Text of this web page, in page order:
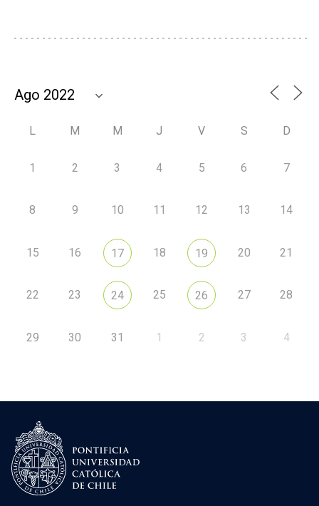
L M M J V S D
1 2 3 4 5 6 7
8 9 10 11 12 13 14
15 16 17 18 19 20 21
22 23 24 25 26 27 28
29 30 31 1 2 3 4